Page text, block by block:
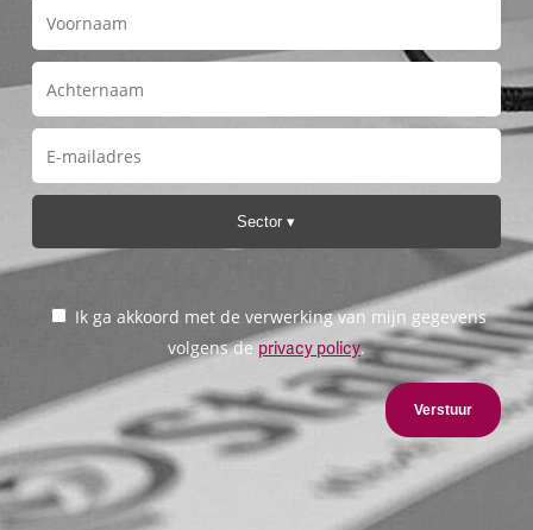
Sector
Ik ga akkoord met de verwerking van mijn gegevens
volgens deprivacy policy.
Verstuur